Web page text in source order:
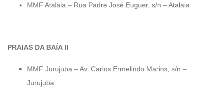
MMF Atalaia – Rua Padre José Euguer, s/n – Atalaia
PRAIAS DA BAÍA II
MMF Jurujuba – Av. Carlos Ermelindo Marins, s/n –
Jurujuba